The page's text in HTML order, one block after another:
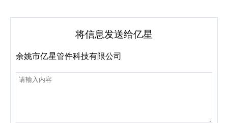
将信息发送给亿星
余姚市亿星管件科技有限公司